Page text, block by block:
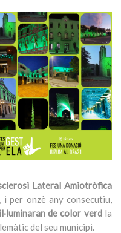
Lateral Amiotròfica
per onzè any consecutiu,
de color verd la
del seu municipi.